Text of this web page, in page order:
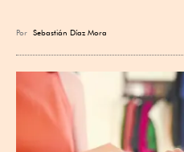
Por Sebastián Díaz Mora